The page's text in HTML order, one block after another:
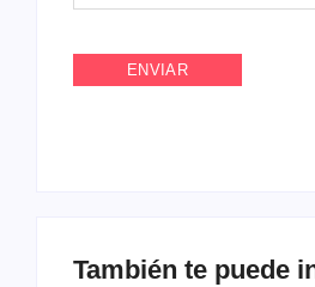
También te puede